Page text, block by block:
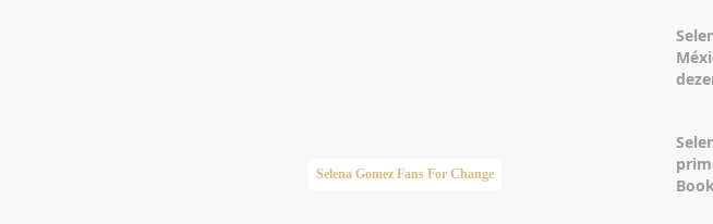
Selena Gomez Fans For Change